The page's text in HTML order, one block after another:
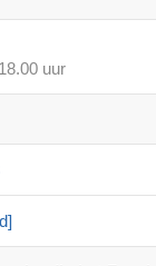
uur